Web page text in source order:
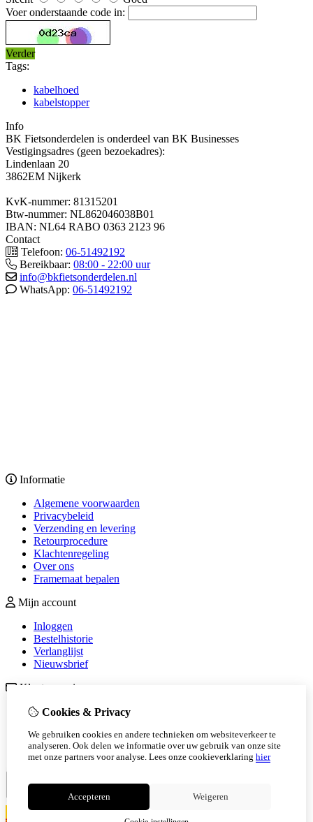
Voer onderstaande code in:
Verder
Tags:
kabelhoed
kabelstopper
Info
BK Fietsonderdelen is onderdeel van BK Businesses
Vestigingsadres (geen bezoekadres):
Lindenlaan 20
3862EM Nijkerk
KvK-nummer: 81315201
Btw-nummer: NL862046038B01
IBAN: NL64 RABO 0363 2123 96
Contact
Telefoon: 06-51492192
Bereikbaar: 08:00 - 22:00 uur
info@bkfietsonderdelen.nl
WhatsApp: 06-51492192
Informatie
Algemene voorwaarden
Privacybeleid
Verzending en levering
Retourprocedure
Klachtenregeling
Over ons
Framemaat bepalen
Mijn account
Inloggen
Bestelhistorie
Verlanglijst
Nieuwsbrief
Klantenservice
Contact
Sitemap
Veelgestelde vragen
Cookies & Privacy
We gebruiken cookies en andere technieken om websiteverkeer te
analyseren. Ook delen we informatie over uw gebruik van onze site
met onze partners voor analyse. Lees onze cookieverklaring hier
Accepteren Weigeren